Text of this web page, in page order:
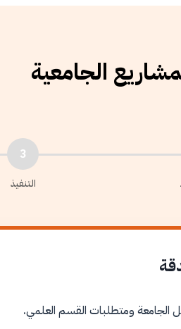
الجامعية
3
التنفيذ
الجامعة ومتطلبات القسم العلمي.